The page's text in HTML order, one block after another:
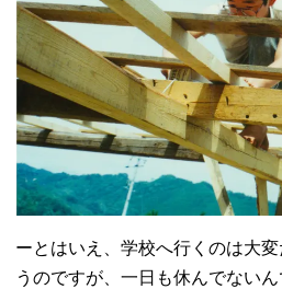
ーとはいえ、学校へ行くのは大
うのですが、一日も休んでない